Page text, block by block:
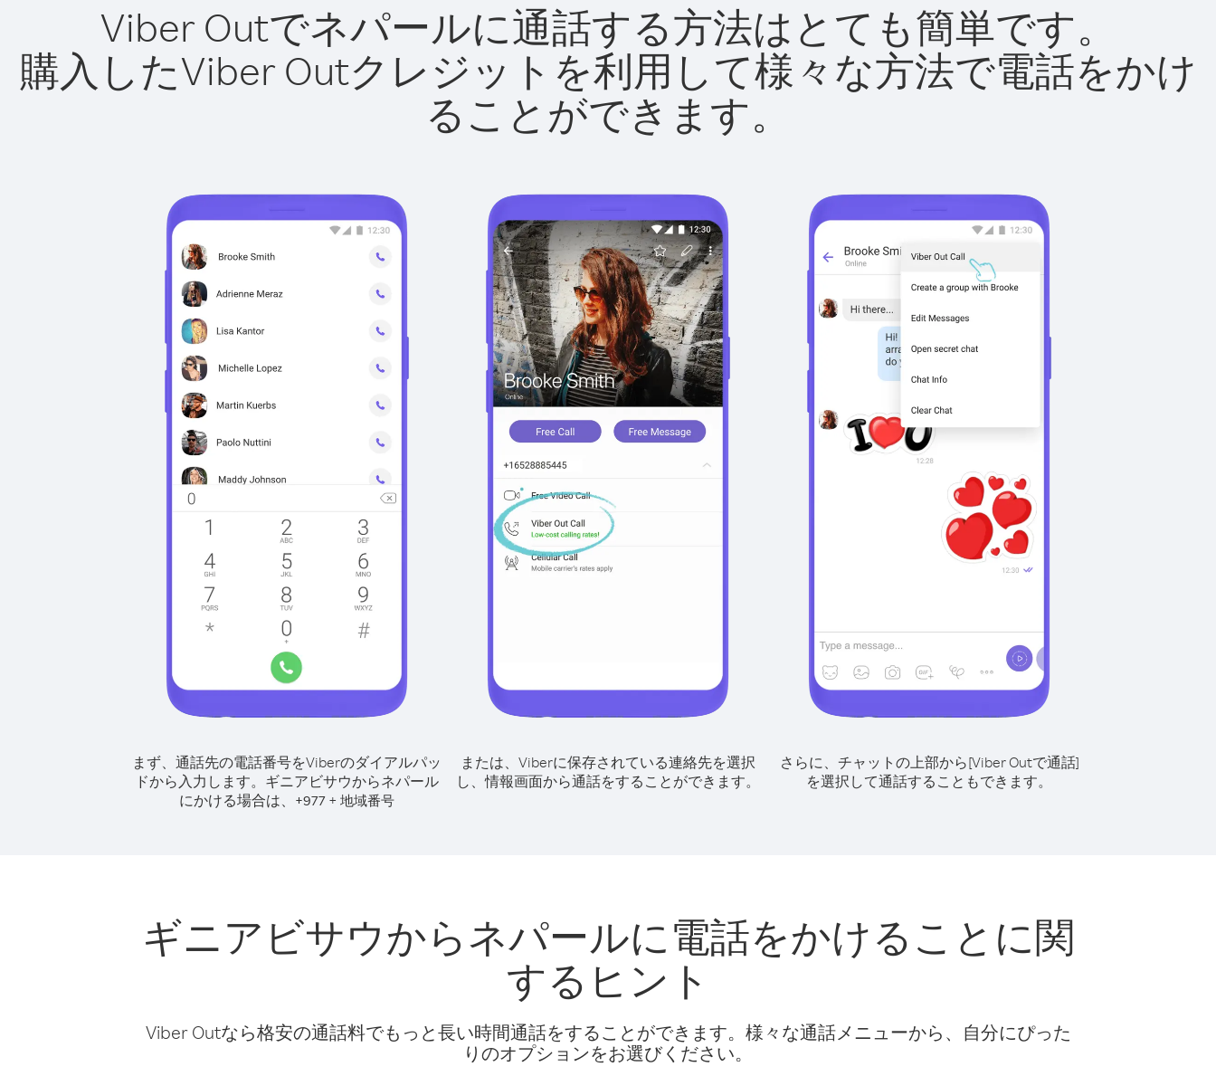
Viber Outでネパールに通話する方法はとても簡単です。
購入したViber Outクレジットを利用して様々な方法で電話をかけ
ることができます。
まず、通話先の電話番号をViberのダイアルパッ
ドから入力します。 ギニアビサウからネパール
にかける場合は、 +977 + 地域番号
または、Viberに保存されている連絡先を選択
し、情報画面から通話をすることができます。
さらに、チャットの上部から[Viber Outで通話]
を選択して通話することもできます。
ギニアビサウからネパールに電話をかけることに関
するヒント
Viber Outなら格安の通話料でもっと長い時間通話をすることができます。様々な通話メニューから、自分にぴった
りのオプションをお選びください。